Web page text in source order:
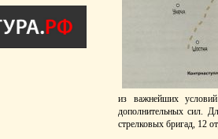
из важнейших
дополнительных сил.
стрелковых бригад, 12